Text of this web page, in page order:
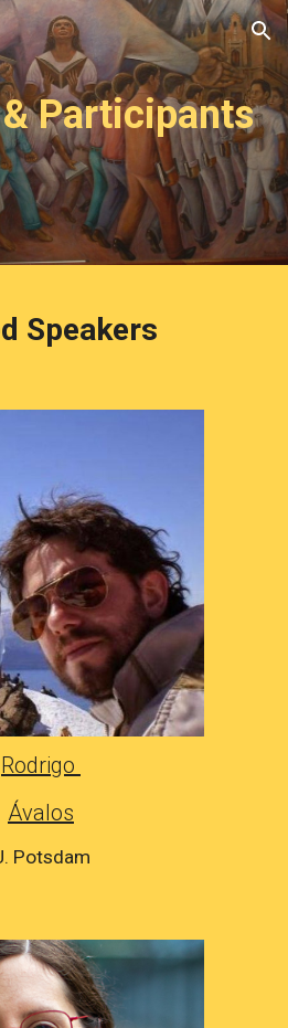
Skip to navigation
Participants
Speakers
Rodrigo
Ávalos
Potsdam